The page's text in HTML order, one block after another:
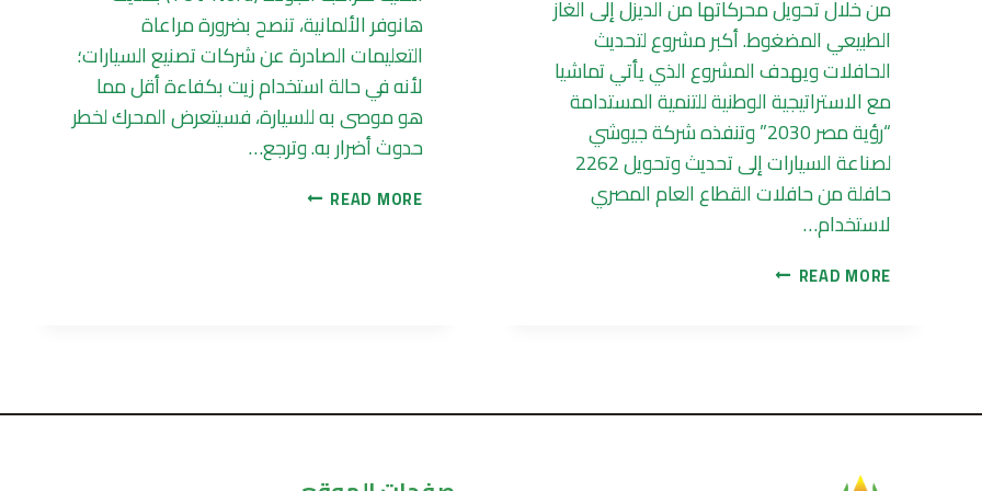
من خلال تحويل محركاتها من الديزل إلى الغاز
الطبيعي المضغوط. أكبر مشروع لتحديث
الحافلات ويهدف المشروع الذي يأتي تماشيا
مع الاستراتيجية الوطنية للتنمية المستدامة
“رؤية مصر 2030” وتنفذه شركة جيوشي
لصناعة السيارات إلى تحديث وتحويل 2262
حافلة من حافلات القطاع العام المصري
لاستخدام…
READ MORE أكبر
التلوث
هانوفر الألمانية، تنصح بضرورة مراعاة
التعليمات الصادرة عن شركات تصنيع السيارات؛
لأنه في حالة استخدام زيت بكفاءة أقل مما
هو موصى به للسيارة، فسيتعرض المحرك لخطر
حدوث أضرار به. وترجع…
READ MOREهل